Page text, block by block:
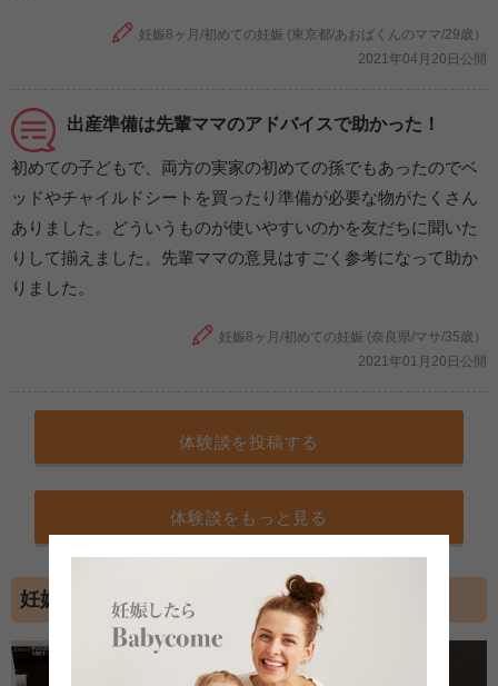
妊娠8ヶ月/初めての妊娠 (東京都/あおばくんのママ/29歳）
2021年04月20日公開
出産準備は先輩ママのアドバイスで助かった！
初めての子どもで、両方の実家の初めての孫でもあったのでベ
ッドやチャイルドシートを買ったり準備が必要な物がたくさん
ありました。どういうものが使いやすいのかを友だちに聞いた
りして揃えました。先輩ママの意見はすごく参考になって助か
りました。
妊娠8ヶ月/初めての妊娠 (奈良県/マサ/35歳）
2021年01月20日公開
体験談を投稿する
体験談をもっと見る
妊娠8ヶ月の超音波写真